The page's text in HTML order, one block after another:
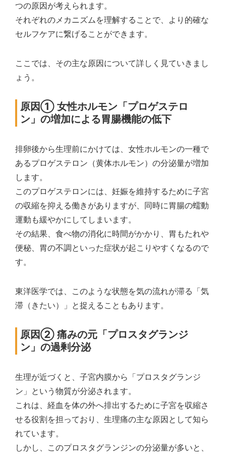
つの原因が考えられます。
それぞれのメカニズムを理解することで、より的確な
セルフケアに繋げることができます。
ここでは、その主な原因について詳しく見ていきまし
ょう。
原因① 女性ホルモン「プロゲステロ
ン」の増加による胃腸機能の低下
排卵後から生理前にかけては、女性ホルモンの一種で
あるプロゲステロン（黄体ホルモン）の分泌量が増加
します。
このプロゲステロンには、妊娠を維持するために子宮
の収縮を抑える働きがありますが、同時に胃腸の蠕動
運動も緩やかにしてしまいます。
その結果、食べ物の消化に時間がかかり、胃もたれや
便秘、胃の不調といった症状が起こりやすくなるので
す。
東洋医学では、このような状態を気の流れが滞る「気
滞（きたい）」と捉えることもあります。
原因② 痛みの元「プロスタグランジ
ン」の過剰分泌
生理が近づくと、子宮内膜から「プロスタグランジ
ン」という物質が分泌されます。
これは、経血を体の外へ排出するために子宮を収縮さ
せる役割を担っており、生理痛の主な原因として知ら
れています。
しかし、このプロスタグランジンの分泌量が多いと、